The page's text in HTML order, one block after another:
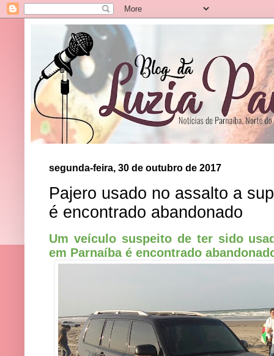
segunda-feira, 30 de outubro de 2017
Pajero usado no assalto a
é encontrado abandonado
Um veículo suspeito de ter sido
em Parnaíba é encontrado